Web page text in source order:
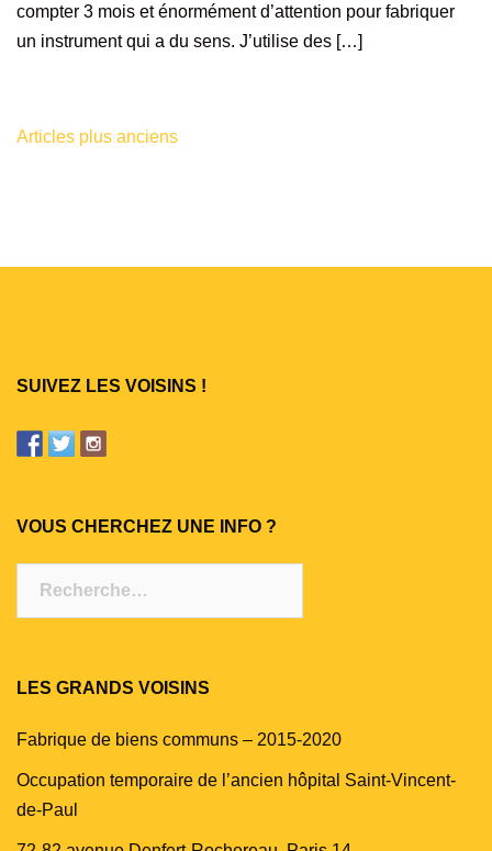
compter 3 mois et énormément d’attention pour fabriquer
un instrument qui a du sens. J’utilise des […]
Navigation
Articles plus anciens
SUIVEZ LES VOISINS !
VOUS CHERCHEZ UNE INFO ?
LES GRANDS VOISINS
Fabrique de biens communs – 2015-2020
Occupation temporaire de l’ancien hôpital Saint-Vincent-
de-Paul